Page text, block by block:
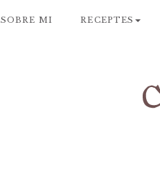
SOBRE MI RECEPTES